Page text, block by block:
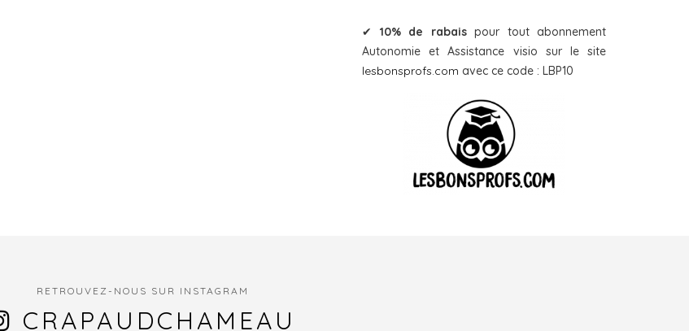
✔ 10% de rabaispour tout abonnement
Autonomie et Assistance visio sur le site
lesbonsprofs.com avec ce code : LBP10
RETROUVEZ-NOUS SUR INSTAGRAM
CRAPAUDCHAMEAU